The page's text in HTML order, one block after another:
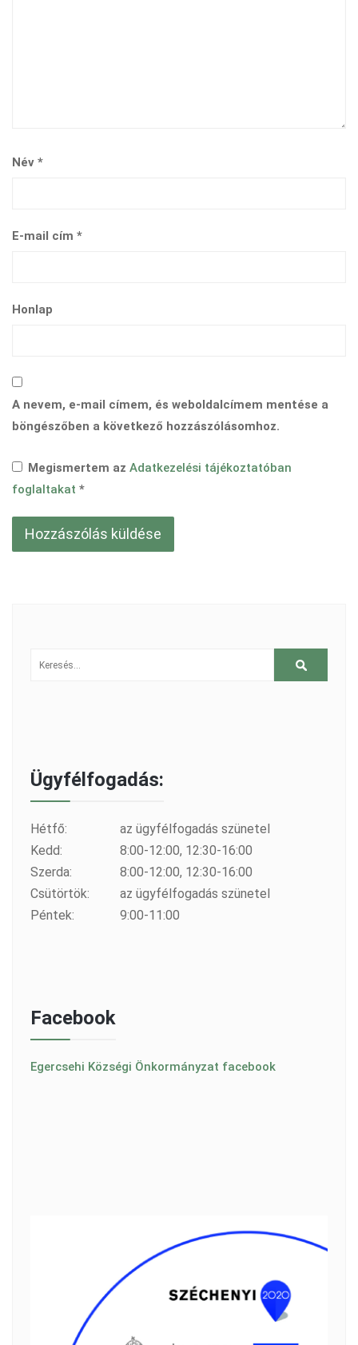
Név *
E-mail cím *
Honlap
A nevem, e-mail címem, és weboldalcímem mentése a
böngészőben a következő hozzászólásomhoz.
Megismertem az Adatkezelési tájékoztatóban
foglaltakat *
Ügyfélfogadás:
Hétfő:
az ügyfélfogadás szünetel
Kedd:
8:00-12:00, 12:30-16:00
Szerda:
8:00-12:00, 12:30-16:00
Csütörtök:
az ügyfélfogadás szünetel
Péntek:
9:00-11:00
Facebook
Egercsehi Községi Önkormányzat facebook